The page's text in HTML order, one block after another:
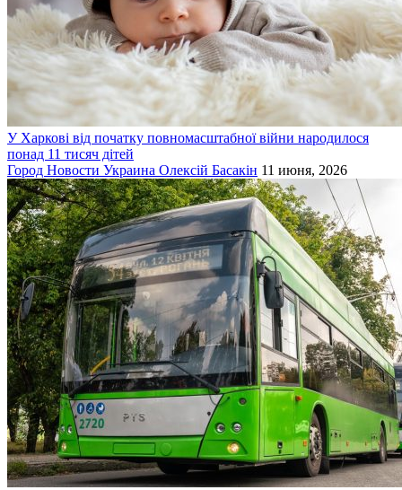
У Харкові від початку повномасштабної війни народилося
понад 11 тисяч дітей
Город Новости Украина Олексій Басакін 11 июня, 2026